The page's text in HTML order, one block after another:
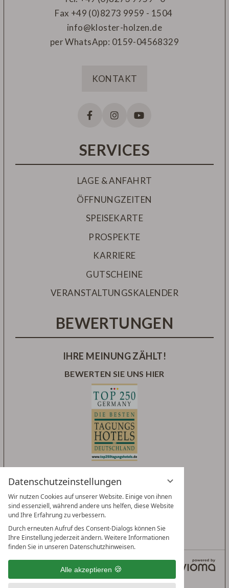
Datenschutzeinstellungen
Wir nutzen Cookies auf unserer Website. Einige von ihnen
sind essenziell, während andere uns helfen, diese Website
und Ihre Erfahrung zu verbessern.
Durch erneuten Aufruf des Consent-Dialogs können Sie
Ihre Einstellung jederzeit ändern. Weitere Informationen
finden Sie in unseren Datenschutzhinweisen.
Alle akzeptieren
Fax +49 (0)8273 9959 - 1504
info@kloster-holzen.de
per WhatsApp: 0159-04568329
KONTAKT
SERVICES
LAGE & ANFAHRT
ÖFFNUNGZEITEN
SPEISEKARTE
PROSPEKTE
KARRIERE
GUTSCHEINE
VERANSTALTUNGSKALENDER
BEWERTUNGEN
IHRE MEINUNG ZÄHLT!
BEWERTEN SIE UNS HIER
IMPRESSUM AGB DATENSCHUTZ